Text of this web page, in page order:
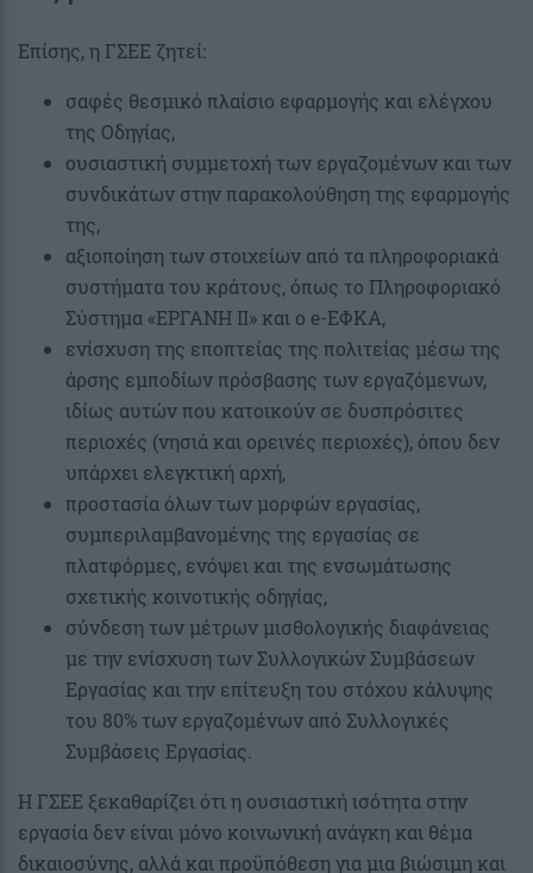
Επίσης, η ΓΣΕΕ ζητεί:
σαφές θεσμικό πλαίσιο εφαρμογής και ελέγχου
της Οδηγίας,
ουσιαστική συμμετοχή των εργαζομένων και των
συνδικάτων στην παρακολούθηση της εφαρμογής
της,
αξιοποίηση των στοιχείων από τα πληροφοριακά
συστήματα του κράτους, όπως το Πληροφοριακό
Σύστημα «ΕΡΓΑΝΗ ΙΙ» και ο e-ΕΦΚΑ,
ενίσχυση της εποπτείας της πολιτείας μέσω της
άρσης εμποδίων πρόσβασης των εργαζόμενων,
ιδίως αυτών που κατοικούν σε δυσπρόσιτες
περιοχές (νησιά και ορεινές περιοχές), όπου δεν
υπάρχει ελεγκτική αρχή,
προστασία όλων των μορφών εργασίας,
συμπεριλαμβανομένης της εργασίας σε
πλατφόρμες, ενόψει και της ενσωμάτωσης
σχετικής κοινοτικής οδηγίας,
σύνδεση των μέτρων μισθολογικής διαφάνειας
με την ενίσχυση των Συλλογικών Συμβάσεων
Εργασίας και την επίτευξη του στόχου κάλυψης
του 80% των εργαζομένων από Συλλογικές
Συμβάσεις Εργασίας.
Η ΓΣΕΕ ξεκαθαρίζει ότι η ουσιαστική ισότητα στην
εργασία δεν είναι μόνο κοινωνική ανάγκη και θέμα
δικαιοσύνης, αλλά και προϋπόθεση για μια βιώσιμη και